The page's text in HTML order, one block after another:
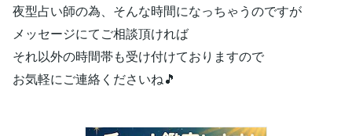
夜型占い師の為、そんな時間になっちゃうのですが
メッセージにてご相談頂ければ
それ以外の時間帯も受け付けておりますので
お気軽にご連絡くださいね🎵